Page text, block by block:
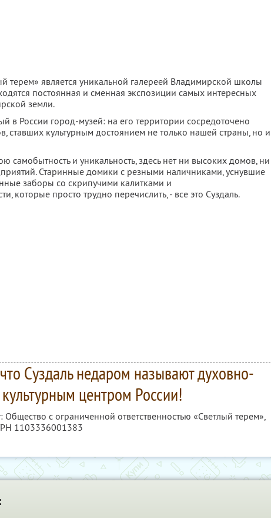
терем» является уникальной галереей Владимирской школы
постоянная и сменная экспозиции самых интересных
земли.
в России город-музей: на его территории сосредоточено
ставших культурным достоянием не только нашей страны, но и
самобытность и уникальность, здесь нет ни высоких домов, ни
Старинные домики с резными наличниками, уснувшие
заборы со скрипучими калитками и
которые просто трудно перечислить, - все это Суздаль.
Суздаль недаром называют духовно-
культурным центром России!
Общество с ограниченной ответственностью «Светлый терем»,
1103336001383